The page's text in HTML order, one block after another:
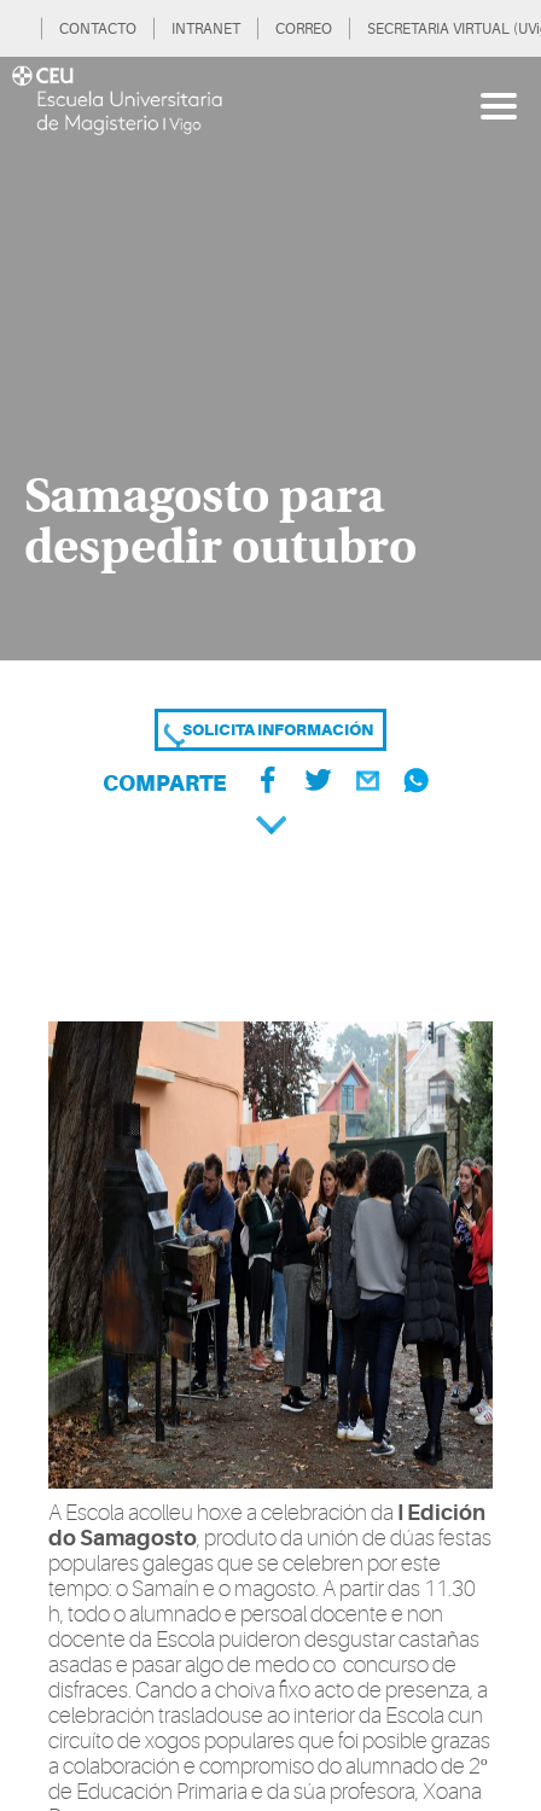
CONTACTO INTRANET CORREO SECRETARIA VIRTUAL
Samagosto para
despedir outubro
SOLICITA INFORMACIÓN
COMPARTE
A Escola acolleu hoxe a celebración da
I Edición
do Samagosto, produto da unión de dúas festas
populares galegas que se celebren por este
tempo: o Samaín e o magosto. A partir das 11.30
h, todo o alumnado e persoal docente e non
docente da Escola puideron desgustar castañas
asadas e pasar algo de medo co concurso de
disfraces. Cando a choiva fixo acto de presenza, a
celebración trasladouse ao interior da Escola cun
circuíto de xogos populares que foi posible grazas
a colaboración e compromiso do alumnado de 2º
de Educación Primaria e da súa profesora, Xoana